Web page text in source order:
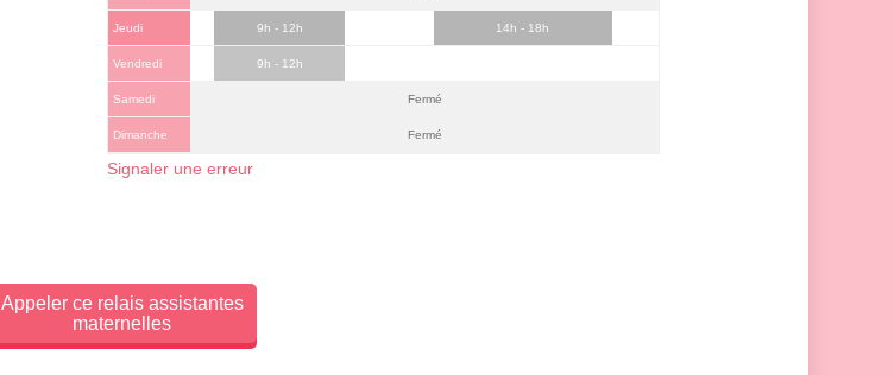
Jeudi 9h - 12h 14h - 18h
Vendredi 9h - 12h
Samedi Fermé
Dimanche Fermé
Signaler une erreur
Appeler ce relais assistantes
maternelles